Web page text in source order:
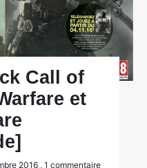
Call of
et
2016 , 1 commentaire